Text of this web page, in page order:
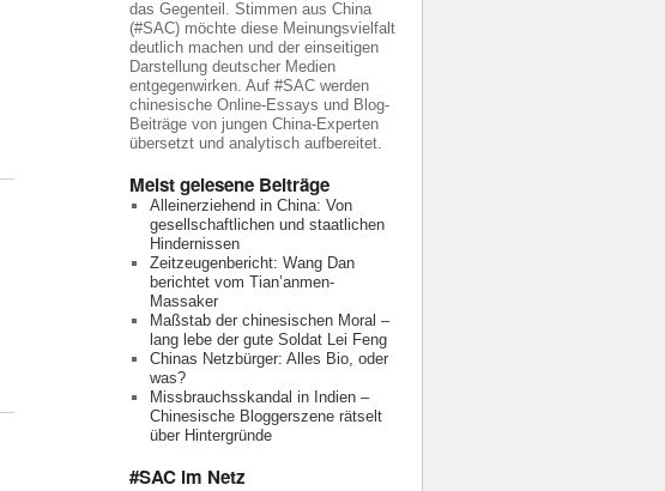
das Gegenteil. Stimmen aus China
(#SAC) möchte diese Meinungsvielfalt
deutlich machen und der einseitigen
Darstellung deutscher Medien
entgegenwirken. Auf #SAC werden
chinesische Online-Essays und Blog-
Beiträge von jungen China-Experten
übersetzt und analytisch aufbereitet.
Meist gelesene Beiträge
Alleinerziehend in China: Von
gesellschaftlichen und staatlichen
Hindernissen
Zeitzeugenbericht: Wang Dan
berichtet vom Tian’anmen-
Massaker
Maßstab der chinesischen Moral –
lang lebe der gute Soldat Lei Feng
Chinas Netzbürger: Alles Bio, oder
was?
Missbrauchsskandal in Indien –
Chinesische Bloggerszene rätselt
über Hintergründe
#SAC im Netz